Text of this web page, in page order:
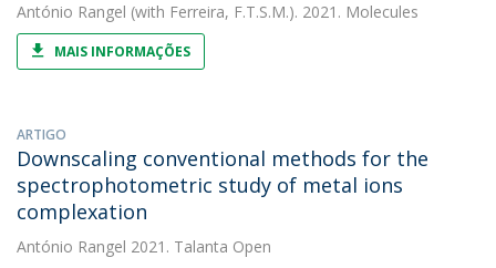
António Rangel (with Ferreira, F.T.S.M.). 2021. Molecules
MAIS INFORMAÇÕES
ARTIGO
Downscaling conventional methods for the
spectrophotometric study of metal ions
complexation
António Rangel 2021. Talanta Open